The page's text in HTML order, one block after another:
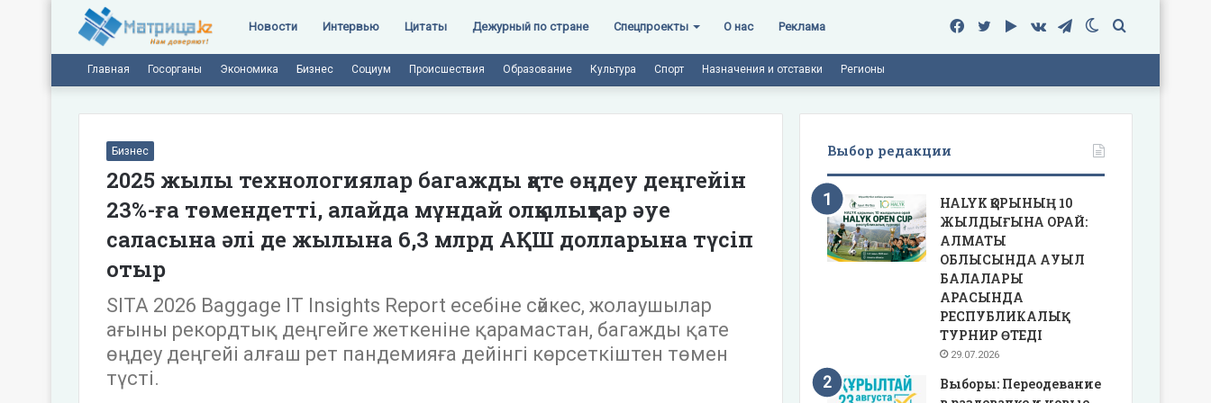
Новости Интервью Цитаты Дежурный по стране Спецпроекты О нас Реклама Поиск
Switch
Telegram
vk.com
Google
Twitter
Facebook
Главная Госорганы Экономика Бизнес Социум Происшествия Образование Культура Спорт Назначения и отставки Регионы
Бизнес
2025 жылы технологиялар багажды қате өңдеу деңгейін
23%-ға төмендетті, алайда мұндай олқылықтар әуе
саласына әлі де жылына 6,3 млрд АҚШ долларына түсіп
отыр
SITA 2026 Baggage IT Insights Report есебіне сәйкес, жолаушылар
ағыны рекордтық деңгейге жеткеніне қарамастан, багажды қате
өңдеу деңгейі алғаш рет пандемияға дейінгі көрсеткіштен төмен
түсті.
Выбор редакции
HALYK ҚОРЫНЫҢ 10
ЖЫЛДЫҒЫНА ОРАЙ:
АЛМАТЫ
ОБЛЫСЫНДА АУЫЛ
БАЛАЛАРЫ
АРАСЫНДА
РЕСПУБЛИКАЛЫҚ
ТУРНИР ӨТЕДІ
29.07.2026
Выборы: Переодевание